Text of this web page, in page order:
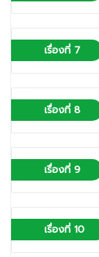
เรื่องที่ 7
เรื่องที่ 8
เรื่องที่ 9
เรื่องที่ 10